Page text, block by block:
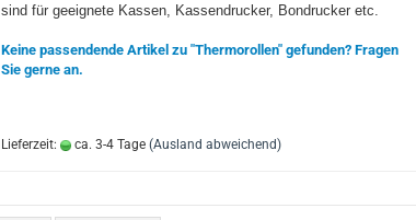
sind für geeignete Kassen, Kassendrucker, Bondrucker etc.
Keine passendende Artikel zu "Thermorollen" gefunden? Fragen
Sie gerne an.
Lieferzeit: ca. 3-4 Tage (Ausland abweichend)